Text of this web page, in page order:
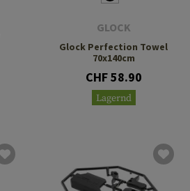
GLOCK
Glock Perfection Towel
70x140cm
CHF 58.90
Lagernd